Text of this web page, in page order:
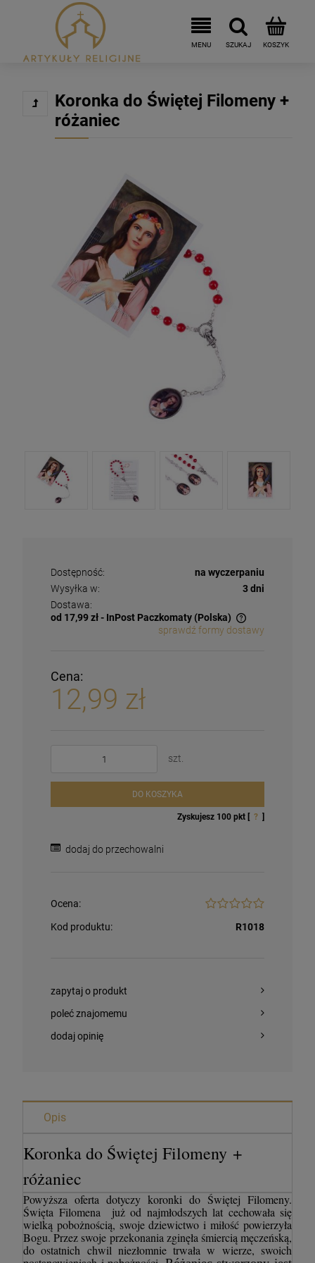
Koronka do Świętej Filomeny +
różaniec
Dostępność:
na wyczerpaniu
Wysyłka w:
3 dni
Dostawa:
od 17,99 zł- InPost Paczkomaty (Polska)
sprawdź formy dostawy
Cena:
12,99 zł
szt.
DO KOSZYKA
Zyskujesz 100 pkt [ ? ]
dodaj do przechowalni
Ocena:
Kod produktu: R1018
zapytaj o produkt
poleć znajomemu
dodaj opinię
Opis
Koronka do Świętej Filomeny +
różaniec
Powyższa oferta dotyczy koronki do Świętej Filomeny.
Święta Filomena już od najmłodszych lat cechowała się
wielką pobożnością, swoje dziewictwo i miłość powierzyła
Bogu. Przez swoje przekonania zginęła śmiercią męczeńską,
do ostatnich chwil niezłomnie trwała w wierze, swoich